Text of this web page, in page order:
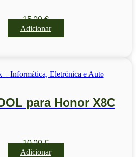
15,00€
Adicionar
para Honor X8C
10,00€
Adicionar